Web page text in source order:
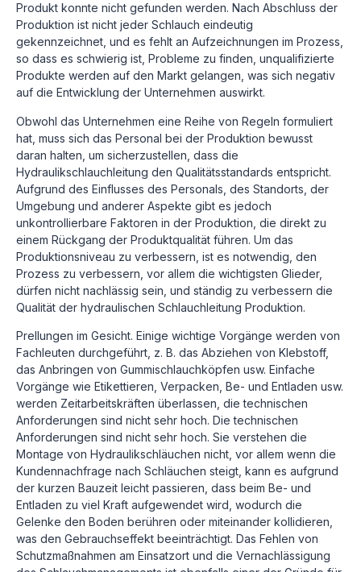
Produkt konnte nicht gefunden werden. Nach Abschluss der
Produktion ist nicht jeder Schlauch eindeutig
gekennzeichnet, und es fehlt an Aufzeichnungen im Prozess,
so dass es schwierig ist, Probleme zu finden, unqualifizierte
Produkte werden auf den Markt gelangen, was sich negativ
auf die Entwicklung der Unternehmen auswirkt.
Obwohl das Unternehmen eine Reihe von Regeln formuliert
hat, muss sich das Personal bei der Produktion bewusst
daran halten, um sicherzustellen, dass die
Hydraulikschlauchleitung den Qualitätsstandards entspricht.
Aufgrund des Einflusses des Personals, des Standorts, der
Umgebung und anderer Aspekte gibt es jedoch
unkontrollierbare Faktoren in der Produktion, die direkt zu
einem Rückgang der Produktqualität führen. Um das
Produktionsniveau zu verbessern, ist es notwendig, den
Prozess zu verbessern, vor allem die wichtigsten Glieder,
dürfen nicht nachlässig sein, und ständig zu verbessern die
Qualität der hydraulischen Schlauchleitung Produktion.
Prellungen im Gesicht. Einige wichtige Vorgänge werden von
Fachleuten durchgeführt, z. B. das Abziehen von Klebstoff,
das Anbringen von Gummischlauchköpfen usw. Einfache
Vorgänge wie Etikettieren, Verpacken, Be- und Entladen usw.
werden Zeitarbeitskräften überlassen, die technischen
Anforderungen sind nicht sehr hoch. Die technischen
Anforderungen sind nicht sehr hoch. Sie verstehen die
Montage von Hydraulikschläuchen nicht, vor allem wenn die
Kundennachfrage nach Schläuchen steigt, kann es aufgrund
der kurzen Bauzeit leicht passieren, dass beim Be- und
Entladen zu viel Kraft aufgewendet wird, wodurch die
Gelenke den Boden berühren oder miteinander kollidieren,
was den Gebrauchseffekt beeinträchtigt. Das Fehlen von
Schutzmaßnahmen am Einsatzort und die Vernachlässigung